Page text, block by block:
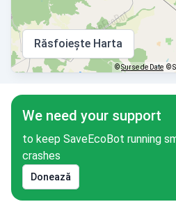
Răsfoiește Harta
©Surse de Date ©
We need your support
to keep SaveEcoBot running
crashes
Donează